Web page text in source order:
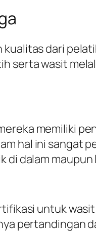
dari
serta wasit
memiliki
hal ini sangat
dalam maupun
untuk
pertandingan